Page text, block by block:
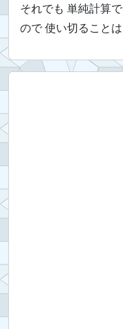
それでも 単純計算
ので 使い切ること